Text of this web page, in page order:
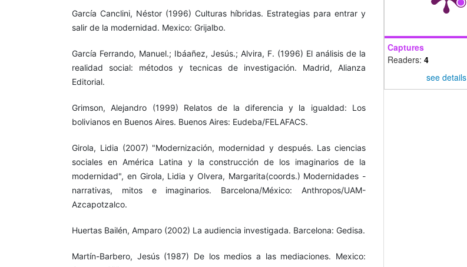
García Canclini, Néstor (1996) Culturas híbridas. Estrategias para entrar y
salir de la modernidad. Mexico: Grijalbo.
García Ferrando, Manuel.; Ibáañez, Jesús.; Alvira, F. (1996) El análisis de la
realidad social: métodos y tecnicas de investigación. Madrid, Alianza
Editorial.
Grimson, Alejandro (1999) Relatos de la diferencia y la igualdad: Los
bolivianos en Buenos Aires. Buenos Aires: Eudeba/FELAFACS.
Girola, Lidia (2007) "Modernización, modernidad y después. Las ciencias
sociales en América Latina y la construcción de los imaginarios de la
modernidad", en Girola, Lidia y Olvera, Margarita(coords.) Modernidades -
narrativas, mitos e imaginarios. Barcelona/México: Anthropos/UAM-
Azcapotzalco.
Huertas Bailén, Amparo (2002) La audiencia investigada. Barcelona: Gedisa.
Martín-Barbero, Jesús (1987) De los medios a las mediaciones. Mexico:
Captures
Readers: 4
see details